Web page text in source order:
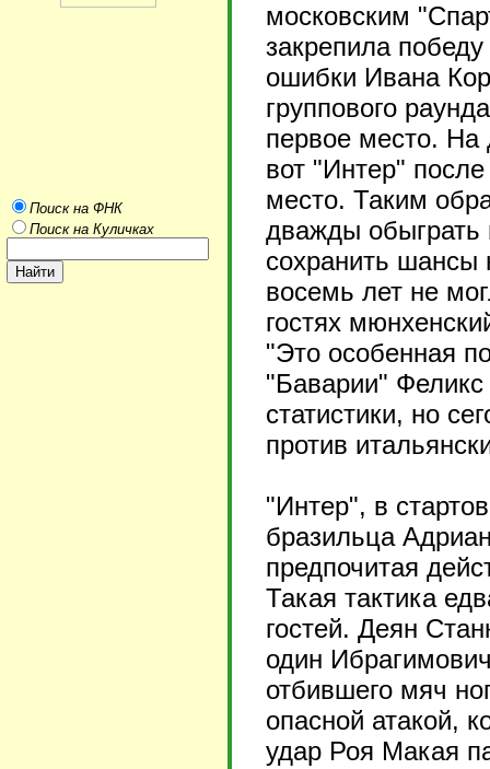
Поиск на ФНК
Поиск на Куличках
московским
закрепила
ошибки Ивана
группового
первое место. На
вот "Интер"
место. Таким
дважды обыграть
сохранить
восемь лет не
гостях
"Это особенная
"Баварии"
статистики, но
против
"Интер", в
бразильца
предпочитая
Такая тактика
гостей. Деян
один
отбившего мяч
опасной атакой,
удар Роя Макая